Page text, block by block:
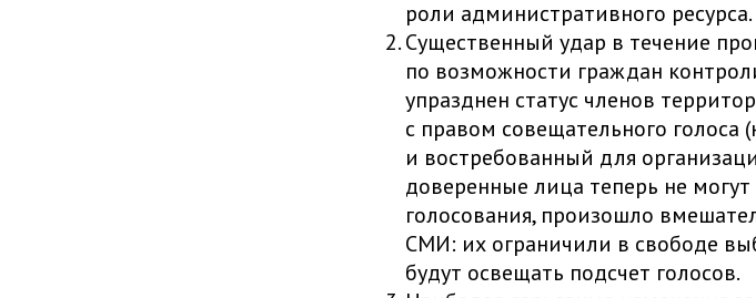
роли административного ресурса.
Существенный удар в течение
по возможности граждан
упразднен статус членов
с правом совещательного голоса
и востребованный для
доверенные лица теперь не могут
голосования, произошло
СМИ: их ограничили в свободе
будут освещать подсчет голосов.